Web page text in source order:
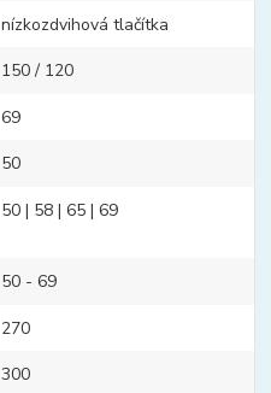
nízkozdvihová tlačítka
150 / 120
69
50
50 | 58 | 65 | 69
50 - 69
270
300